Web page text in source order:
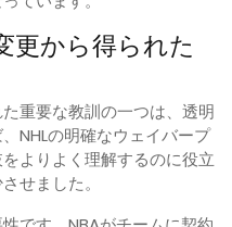
更から得られた
重要な教訓の一つは、透明
NHLの明確なウェイバープ
よりよく理解するのに役立
せました。